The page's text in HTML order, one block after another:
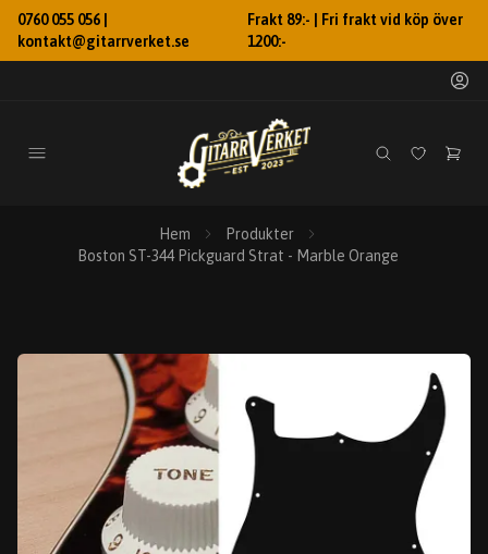
0760 055 056 |
kontakt@gitarrverket.se
Frakt 89:- | Fri frakt vid köp över
1200:-
Hem
Produkter
Boston ST-344 Pickguard Strat - Marble Orange